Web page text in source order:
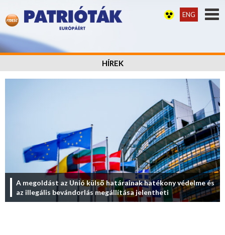
ENG
HÍREK
A megoldást az Unió külső határainak hatékony védelme és
az illegális bevándorlás megállítása jelentheti